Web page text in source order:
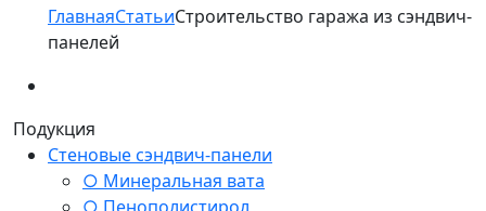
ГлавнаяСтатьиСтроительство гаража из сэндвич-
панелей
Подукция
Стеновые сэндвич-панели
○ Минеральная вата